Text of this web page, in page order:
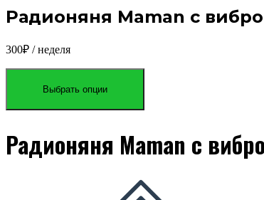
Радионяня Maman с
300₽ / неделя
Выбрать опции
Радионяня Maman с